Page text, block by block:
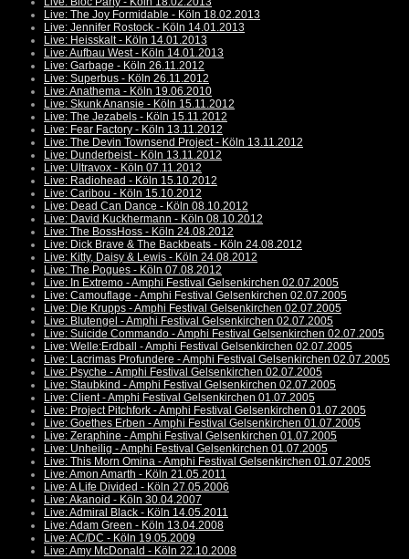
Live: The Joy Formidable - Köln 18.02.2013
Live: Jennifer Rostock - Köln 14.01.2013
Live: Heisskalt - Köln 14.01.2013
Live: Aufbau West - Köln 14.01.2013
Live: Garbage - Köln 26.11.2012
Live: Superbus - Köln 26.11.2012
Live: Anathema - Köln 19.06.2010
Live: Skunk Anansie - Köln 15.11.2012
Live: The Jezabels - Köln 15.11.2012
Live: Fear Factory - Köln 13.11.2012
Live: The Devin Townsend Project - Köln 13.11.2012
Live: Dunderbeist - Köln 13.11.2012
Live: Ultravox - Köln 07.11.2012
Live: Radiohead - Köln 15.10.2012
Live: Caribou - Köln 15.10.2012
Live: Dead Can Dance - Köln 08.10.2012
Live: David Kuckhermann - Köln 08.10.2012
Live: The BossHoss - Köln 24.08.2012
Live: Dick Brave & The Backbeats - Köln 24.08.2012
Live: Kitty, Daisy & Lewis - Köln 24.08.2012
Live: The Pogues - Köln 07.08.2012
Live: In Extremo - Amphi Festival Gelsenkirchen 02.07.2005
Live: Camouflage - Amphi Festival Gelsenkirchen 02.07.2005
Live: Die Krupps - Amphi Festival Gelsenkirchen 02.07.2005
Live: Blutengel - Amphi Festival Gelsenkirchen 02.07.2005
Live: Suicide Commando - Amphi Festival Gelsenkirchen 02.07.2005
Live: Welle:Erdball - Amphi Festival Gelsenkirchen 02.07.2005
Live: Lacrimas Profundere - Amphi Festival Gelsenkirchen 02.07.2005
Live: Psyche - Amphi Festival Gelsenkirchen 02.07.2005
Live: Staubkind - Amphi Festival Gelsenkirchen 02.07.2005
Live: Client - Amphi Festival Gelsenkirchen 01.07.2005
Live: Project Pitchfork - Amphi Festival Gelsenkirchen 01.07.2005
Live: Goethes Erben - Amphi Festival Gelsenkirchen 01.07.2005
Live: Zeraphine - Amphi Festival Gelsenkirchen 01.07.2005
Live: Unheilig - Amphi Festival Gelsenkirchen 01.07.2005
Live: This Morn Omina - Amphi Festival Gelsenkirchen 01.07.2005
Live: Amon Amarth - Köln 21.05.2011
Live: A Life Divided - Köln 27.05.2006
Live: Akanoid - Köln 30.04.2007
Live: Admiral Black - Köln 14.05.2011
Live: Adam Green - Köln 13.04.2008
Live: AC/DC - Köln 19.05.2009
Live: Amy McDonald - Köln 22.10.2008